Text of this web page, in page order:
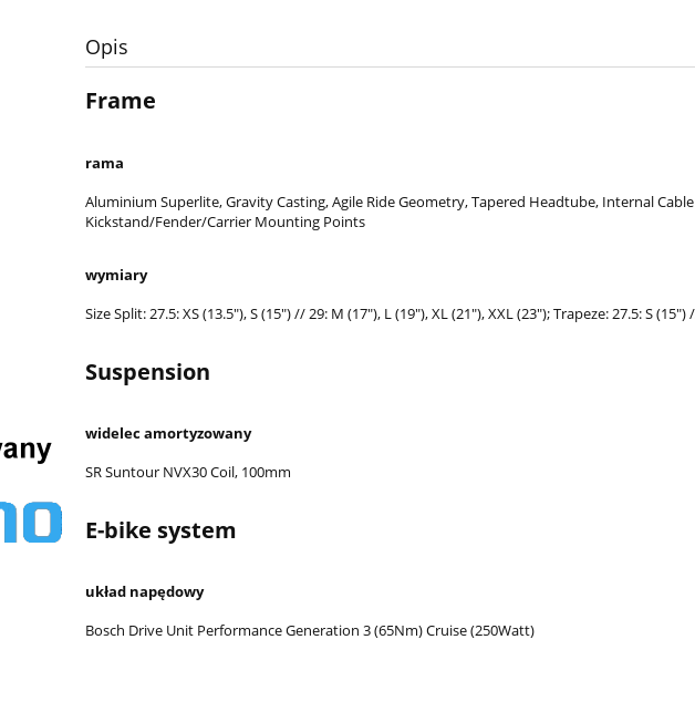
Opis
Frame
rama
Aluminium Superlite, Gravity Casting, Agile Ride Geometry, Tapered Headtube, Internal
Kickstand/Fender/Carrier Mounting Points
wymiary
Size Split: 27.5: XS (13.5"), S (15") // 29: M (17"), L (19"), XL (21"), XXL (23"); Trapeze: 27.5: S
Suspension
widelec amortyzowany
SR Suntour NVX30 Coil, 100mm
E-bike system
układ napędowy
Bosch Drive Unit Performance Generation 3 (65Nm) Cruise (250Watt)